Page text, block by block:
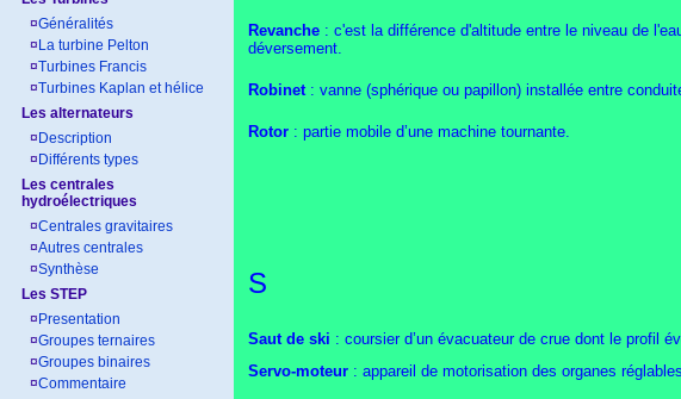
¤Généralités
¤ La turbine Pelton
¤Turbines Francis
¤Turbines Kaplan et hélice
Les alternateurs
¤ Description
¤ Différents types
Les centrales
hydroélectriques
¤Centrales gravitaires
¤Autres centrales
¤Synthèse
Les STEP
¤ Presentation
¤Groupes ternaires
¤Groupes binaires
¤Commentaire
Revanche : c'est la différence d'altitude entre le niveau de
déversement.
Robinet: vanne (sphérique ou papillon) installée entre
Rotor : partie mobile d’une machine tournante.
S
Saut de ski : coursier d’un évacuateur de crue dont le profil
Servo-moteur : appareil de motorisation des organes